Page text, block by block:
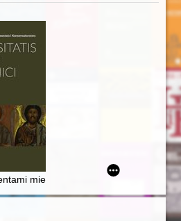
municipal government in the Supreme
na przykładzie Muzeum
miedziowymi ze złóż